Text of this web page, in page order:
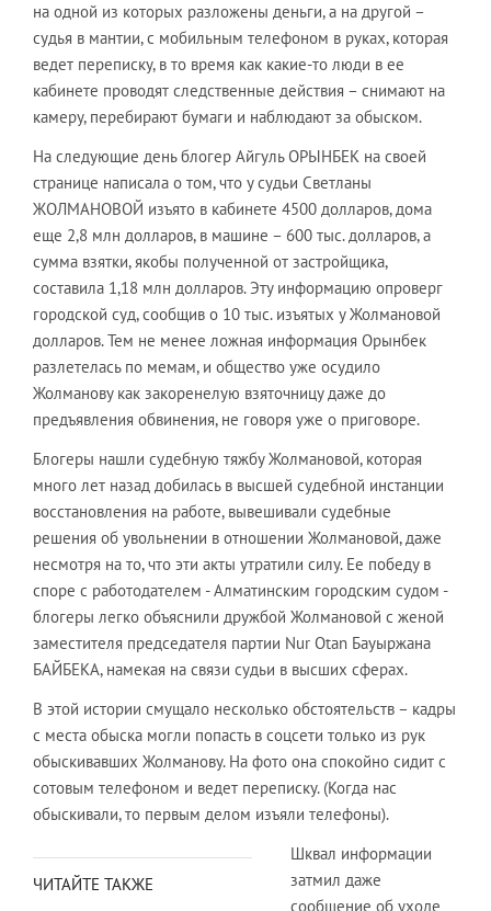
на одной из которых разложены деньги, а на другой –
судья в мантии, с мобильным телефоном в руках, которая
ведет переписку, в то время как какие-то люди в ее
кабинете проводят следственные действия – снимают на
камеру, перебирают бумаги и наблюдают за обыском.
На следующие день блогер Айгуль ОРЫНБЕК на своей
странице написала о том, что у судьи Светланы
ЖОЛМАНОВОЙ изъято в кабинете 4500 долларов, дома
еще 2,8 млн долларов, в машине – 600 тыс. долларов, а
сумма взятки, якобы полученной от застройщика,
составила 1,18 млн долларов. Эту информацию опроверг
городской суд, сообщив о 10 тыс. изъятых у Жолмановой
долларов. Тем не менее ложная информация Орынбек
разлетелась по мемам, и общество уже осудило
Жолманову как закоренелую взяточницу даже до
предъявления обвинения, не говоря уже о приговоре.
Блогеры нашли судебную тяжбу Жолмановой, которая
много лет назад добилась в высшей судебной инстанции
восстановления на работе, вывешивали судебные
решения об увольнении в отношении Жолмановой, даже
несмотря на то, что эти акты утратили силу. Ее победу в
споре с работодателем - Алматинским городским судом -
блогеры легко объяснили дружбой Жолмановой с женой
заместителя председателя партии Nur Otan Бауыржана
БАЙБЕКА, намекая на связи судьи в высших сферах.
В этой истории смущало несколько обстоятельств – кадры
с места обыска могли попасть в соцсети только из рук
обыскивавших Жолманову. На фото она спокойно сидит с
сотовым телефоном и ведет переписку. (Когда нас
обыскивали, то первым делом изъяли телефоны).
ЧИТАЙТЕ ТАКЖЕ
Шквал информации
затмил даже
сообщение об уходе